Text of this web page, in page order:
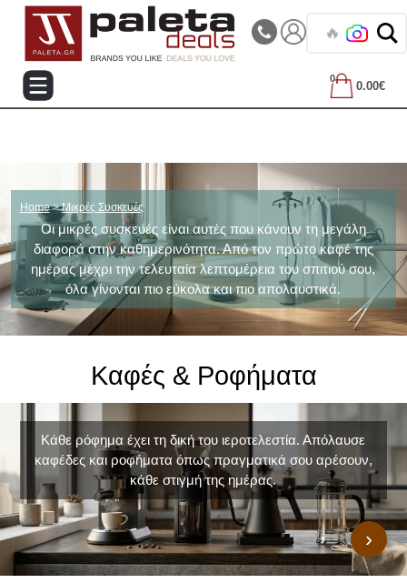
Τηλεφωνικές Παραγγελίες: 2105714144 |||
🔥
0
0.00€
Home>Μικρές Συσκευές
Οι μικρές συσκευές είναι αυτές που κάνουν τη μεγάλη
διαφορά στην καθημερινότητα. Από τον πρώτο καφέ της
ημέρας μέχρι την τελευταία λεπτομέρεια του σπιτιού σου,
όλα γίνονται πιο εύκολα και πιο απολαυστικά.
Καφές & Ροφήματα
›
Κάθε ρόφημα έχει τη δική του ιεροτελεστία. Απόλαυσε
καφέδες και ροφήματα όπως πραγματικά σου αρέσουν,
κάθε στιγμή της ημέρας.